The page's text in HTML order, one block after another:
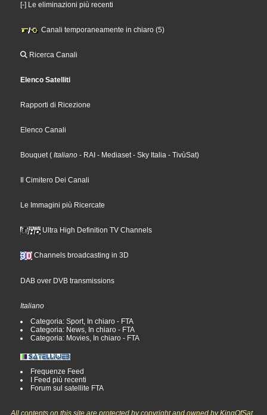
[-] Le eliminazioni più recenti
Canali temporaneamente in chiaro (5)
Ricerca Canali
Elenco Satelliti
Rapporti di Ricezione
Elenco Canali
Bouquet( Italiano - RAI - Mediaset- Sky Italia - TivùSat)
Il Cimitero Dei Canali
Le Immagini più Ricercate
Ultra High Definition TV Channels
Channels broadcasting in 3D
DAB over DVB transmissions
Italiano
Categoria: Sport, In chiaro - FTA
Categoria: News, In chiaro - FTA
Categoria: Movies, In chiaro - FTA
Frequenze Feed
I Feed più recenti
Forum sul satellite FTA